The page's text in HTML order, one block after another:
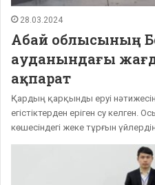
28.03.2024
Абай облысының
ауданындағы
ақпарат
Қардың қарқынды еруі
егістіктерден еріген су келген.
көшесіндегі жеке тұрғын